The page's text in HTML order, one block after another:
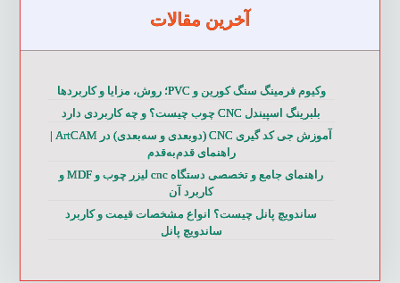
آخرین مقالات
وکیوم فرمینگ سنگ کورین و PVC؛ روش، مزایا و کاربردها
بلبرینگ اسپیندل CNC چوب چیست؟ و چه کاربردی دارد
آموزش جی کد گیری CNC (دوبعدی و سه‌بعدی) در ArtCAM |
راهنمای قدم‌به‌قدم
راهنمای جامع و تخصصی دستگاه cnc لیزر چوب و MDF و
کاربرد آن
ساندویچ پانل چیست؟ انواع مشخصات قیمت و کاربرد
ساندویچ پانل